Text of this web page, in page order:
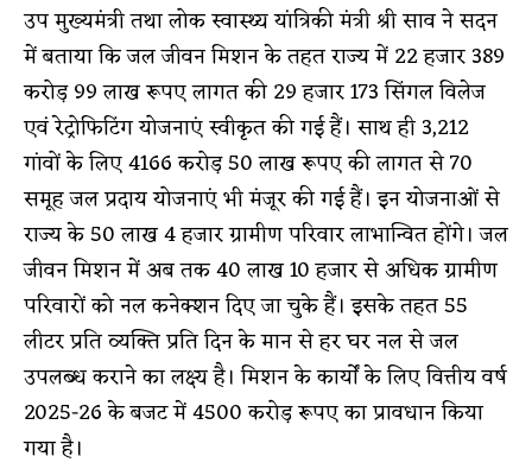
उप मुख्यमंत्री तथा लोक स्वास्थ्य यांत्रिकी मंत्री श्री साव ने सदन
में बताया कि जल जीवन मिशन के तहत राज्य में 22 हजार 389
करोड़ 99 लाख रूपए लागत की 29 हजार 173 सिंगल विलेज
एवं रेट्रोफिटिंग योजनाएं स्वीकृत की गई हैं। साथ ही 3,212
गांवों के लिए 4166 करोड़ 50 लाख रूपए की लागत से 70
समूह जल प्रदाय योजनाएं भी मंजूर की गई हैं। इन योजनाओं से
राज्य के 50 लाख 4 हजार ग्रामीण परिवार लाभान्वित होंगे। जल
जीवन मिशन में अब तक 40 लाख 10 हजार से अधिक ग्रामीण
परिवारों को नल कनेक्शन दिए जा चुके हैं। इसके तहत 55
लीटर प्रति व्यक्ति प्रति दिन के मान से हर घर नल से जल
उपलब्ध कराने का लक्ष्य है। मिशन के कार्याें के लिए वित्तीय वर्ष
2025-26 के बजट में 4500 करोड़ रूपए का प्रावधान किया
गया है।